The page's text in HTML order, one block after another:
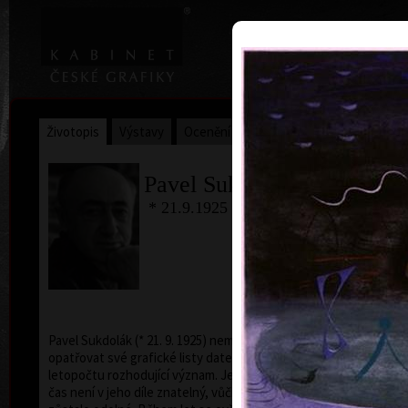
Životopis
Pavel Sukdolák
* 21.9.1925 † 12.6.2022
Pavel Sukdolák (* 21. 9. 1925) nemá ve zvyku
opatřovat své grafické listy datem. Zřejmě nepřikládá
letopočtu rozhodující význam. Je pravda, že míjející
čas není v jeho díle znatelný, vůči výkyvům času